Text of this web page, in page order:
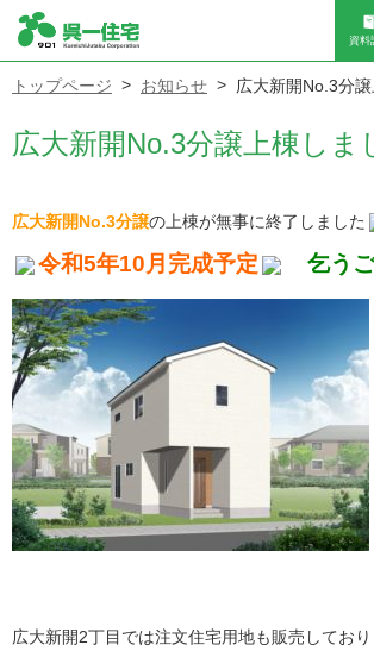
資料
トップページ お知らせ 広大新開No.3分譲
広大新開No.3分譲上棟しま
広大新開No.3分譲の上棟が無事に終了しました
令和5年10月完成予定 乞うご
広大新開2丁目では注文住宅用地も販売しており